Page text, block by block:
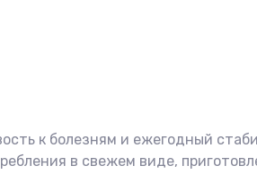
к болезням и ежегодный
в свежем виде,